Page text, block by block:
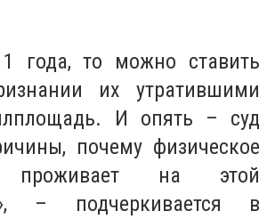
года, то можно ставить
их утратившими
И опять – суд
почему физическое
на этой
– подчеркивается в